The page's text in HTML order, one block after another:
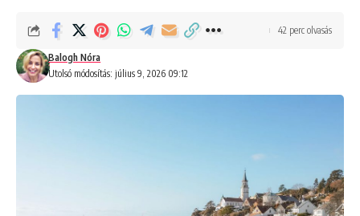
Utolsó módosítás: július 9, 2026 09:12
Balogh Nóra
42 perc olvasás